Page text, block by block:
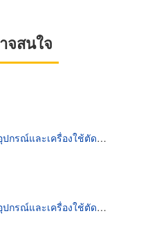
จสนใจ
และเครื่องใช้ตัดและตกแต่งกระจก
และเครื่องใช้ตัดและตกแต่งกระจก